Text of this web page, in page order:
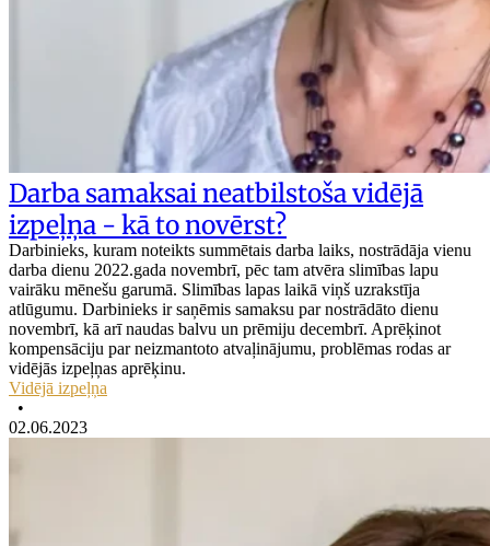
Darba samaksai neatbilstoša vidējā
izpeļņa - kā to novērst?
Darbinieks, kuram noteikts summētais darba laiks, nostrādāja vienu
darba dienu 2022.gada novembrī, pēc tam atvēra slimības lapu
vairāku mēnešu garumā. Slimības lapas laikā viņš uzrakstīja
atlūgumu. Darbinieks ir saņēmis samaksu par nostrādāto dienu
novembrī, kā arī naudas balvu un prēmiju decembrī. Aprēķinot
kompensāciju par neizmantoto atvaļinājumu, problēmas rodas ar
vidējās izpeļņas aprēķinu.
Vidējā izpeļņa
•
02.06.2023